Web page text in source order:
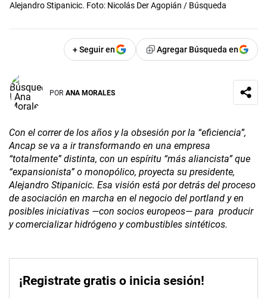
Alejandro Stipanicic. Foto: Nicolás Der Agopián / Búsqueda
+ Seguir en Agregar Búsqueda en
POR ANA MORALES
Con el correr de los años y la obsesión por la “eficiencia”,
Ancap se va a ir transformando en una empresa
“totalmente” distinta, con un espíritu “más aliancista” que
“expansionista” o monopólico, proyecta su presidente,
Alejandro Stipanicic. Esa visión está por detrás del proceso
de asociación en marcha en el negocio del portland y en
posibles iniciativas —con socios europeos— para producir
y comercializar hidrógeno y combustibles sintéticos.
¡Registrate gratis o inicia sesión!